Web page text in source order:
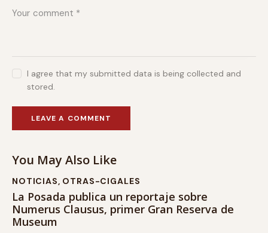
I agree that my submitted data is being collected and
stored.
You May Also Like
NOTICIAS, OTRAS-CIGALES
La Posada publica un reportaje sobre
Numerus Clausus, primer Gran Reserva de
Museum